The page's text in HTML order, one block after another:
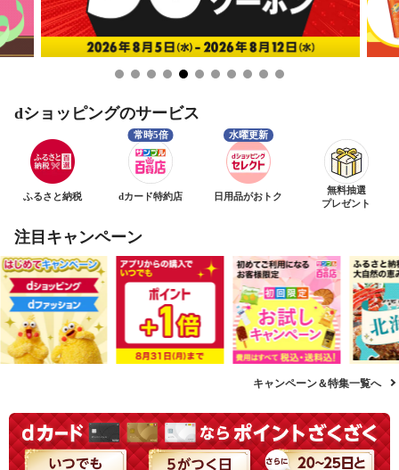
dショッピングのサービス
ふるさと納税 dカード特約店 日用品がおトク
無料抽選
プレゼント
注目キャンペーン
キャンペーン＆特集一覧へ